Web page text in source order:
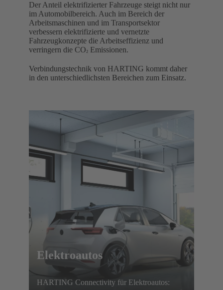
Der Anteil elektrifizierter Fahrzeuge steigt nicht nur
im Automobilbereich. Auch im Bereich der
Arbeitsmaschinen und im Transportsektor
verbessern elektrifizierte und vernetzte
Fahrzeugkonzepte die Arbeitseffizienz und
verringern die CO² Emissionen. ​
Verbindungstechnik von HARTING kommt daher
in den unterschiedlichsten Bereichen zum Einsatz. ​
Elektroautos
HARTING Connectivity für Elektroautos: